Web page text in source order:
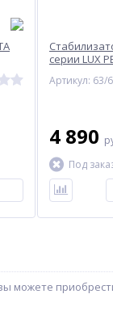
серии LUX
Артикул: 63/
4 890
Под
можете